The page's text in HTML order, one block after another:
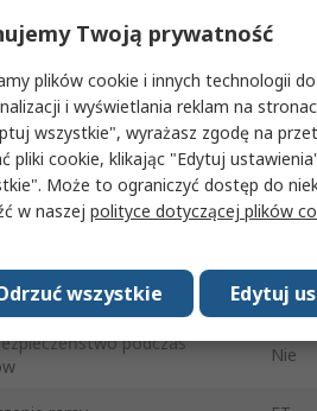
Nie
podczas
Nie
Twoją prywatność
plików cookie i innych technologii
i wyświetlania reklam na
wszystkie", wyrażasz zgodę na
pliki cookie, klikając "Edytuj
Może to ograniczyć dostęp do
w naszej polityce dotyczącej plików
Edytuj
wszystkie